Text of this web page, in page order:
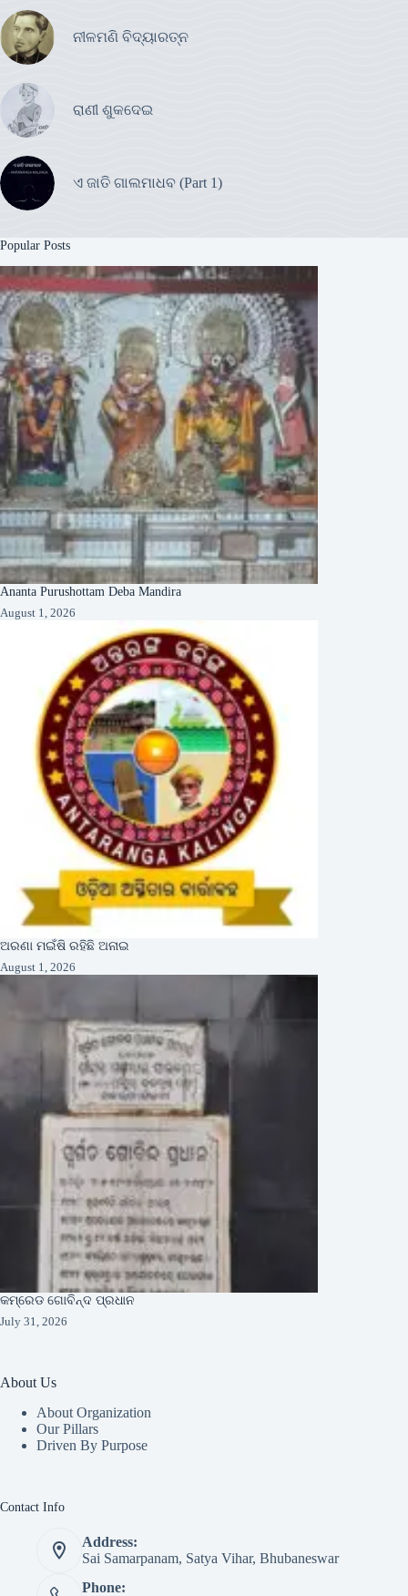
ନୀଳମଣି ବିଦ୍ୟାରତ୍ନ
ରାଣୀ ଶୁକଦେଇ
ଏ ଜାତି ଗାଲମାଧବ (Part 1)
Popular Posts
Ananta Purushottam Deba Mandira
August 1, 2026
ଅରଣା ମଇଁଷି ରହିଛି ଅନାଇ
August 1, 2026
କମ୍ରେଡ ଗୋବିନ୍ଦ ପ୍ରଧାନ
July 31, 2026
About Us
About Organization
Our Pillars
Driven By Purpose​
Contact Info
Address:
Sai Samarpanam, Satya Vihar, Bhubaneswar
Phone: